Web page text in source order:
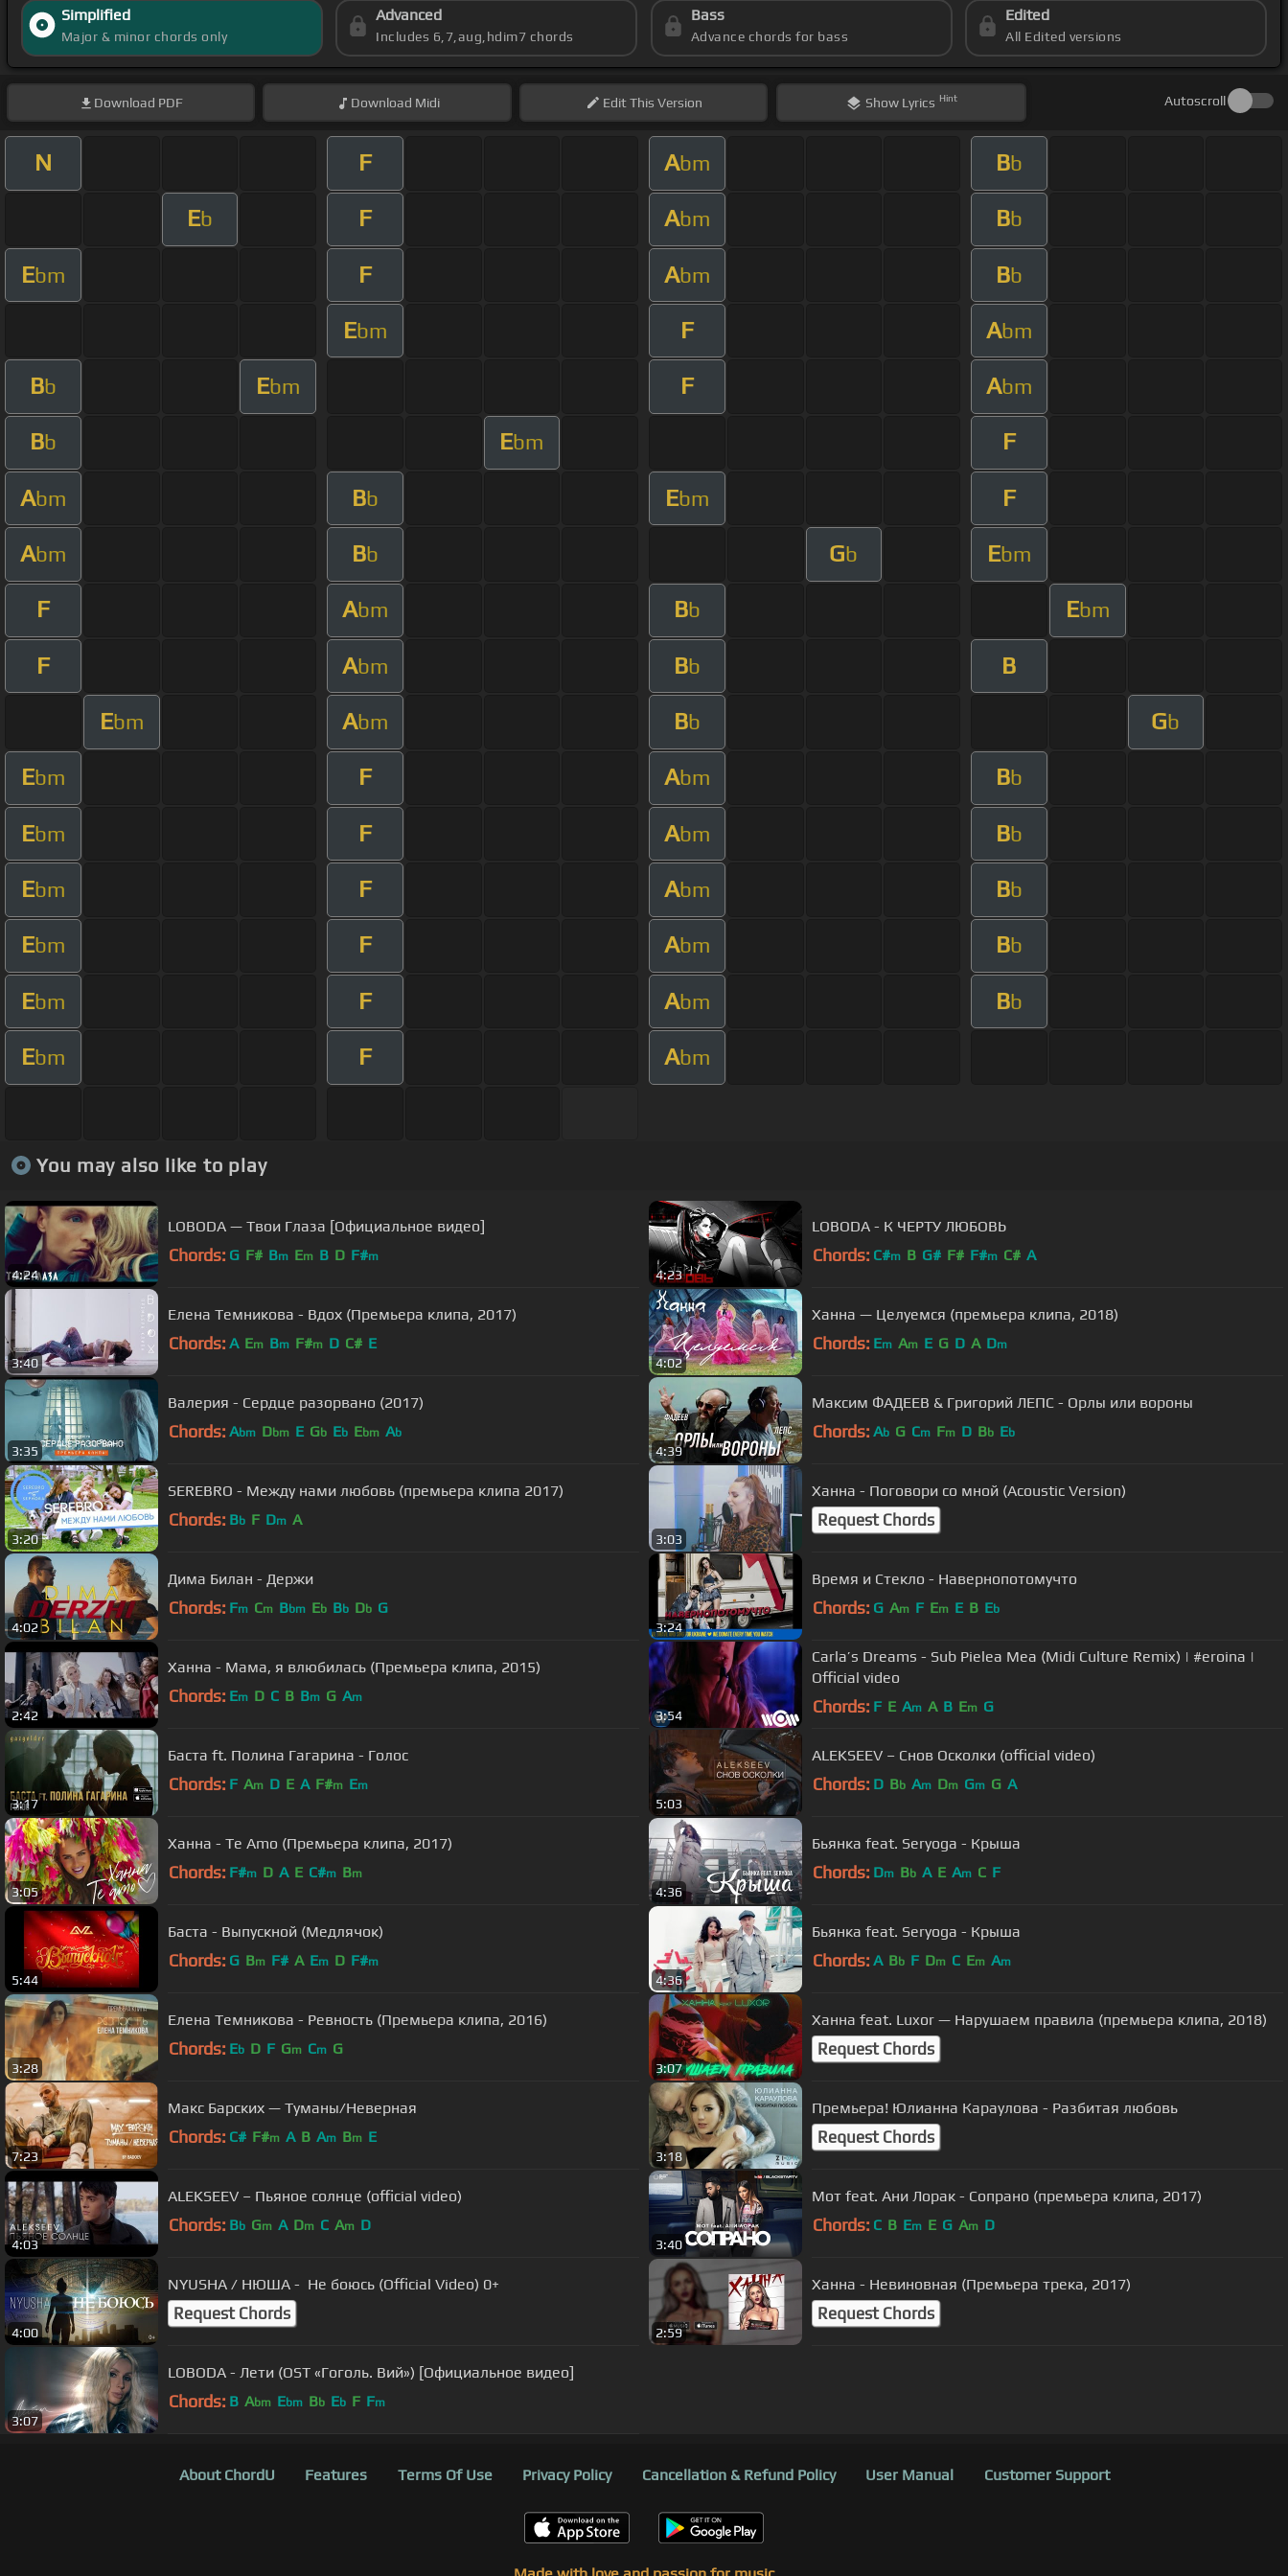
Simplified
Major & minor chords only
Advanced
Includes 6,7,aug,hdim7 chords
Bass
Advance chords for bass
Edited
All Edited versions
Download PDF Download Midi EditThis Version Show Lyrics Hint Autoscroll
N F Abm Bb
Eb F Abm Bb
Ebm F Abm Bb
Ebm F Abm
Bb Ebm F Abm
Bb Ebm F
Abm Bb Ebm F
Abm Bb Gb Ebm
F Abm Bb Ebm
F Abm Bb B
Ebm Abm Bb Gb
Ebm F Abm Bb
Ebm F Abm Bb
Ebm F Abm Bb
Ebm F Abm Bb
Ebm F Abm Bb
Ebm F Abm
You may also like to play
4:24
LOBODA — Твои Глаза [Официальное видео]
Chords: G F# Bm Em B D F#m
4:23
LOBODA - К ЧЕРТУ ЛЮБОВЬ
Chords: C#m B G# F# F#m C# A
3:40
Елена Темникова - Вдох (Премьера клипа, 2017)
Chords: A Em Bm F#m D C# E
4:02
Ханна — Целуемся (премьера клипа, 2018)
Chords: Em Am E G D A Dm
3:35
Валерия - Сердце разорвано (2017)
Chords: Abm Dbm E Gb Eb Ebm Ab
4:39
Максим ФАДЕЕВ & Григорий ЛЕПС - Орлы или вороны
Chords: Ab G Cm Fm D Bb Eb
3:20
SEREBRO - Между нами любовь (премьера клипа 2017)
Chords: Bb F Dm A
3:03
Ханна - Поговори со мной (Acoustic Version)
Request Chords
4:02
Дима Билан - Держи
Chords: Fm Cm Bbm Eb Bb Db G
3:24
Время и Стекло - Навернопотомучто
Chords: G Am F Em E B Eb
2:42
Ханна - Мама, я влюбилась (Премьера клипа, 2015)
Chords: Em D C B Bm G Am
3:54
Carla’s Dreams - Sub Pielea Mea (Midi Culture Remix) | #eroina |
Official video
Chords: F E Am A B Em G
3:17
Баста ft. Полина Гагарина - Голос
Chords: F Am D E A F#m Em
5:03
ALEKSEEV – Снов Осколки (official video)
Chords: D Bb Am Dm Gm G A
3:05
Ханна - Te Amo (Премьера клипа, 2017)
Chords: F#m D A E C#m Bm
4:36
Бьянка feat. Seryoga - Крыша
Chords: Dm Bb A E Am C F
5:44
Баста - Выпускной (Медлячок)
Chords: G Bm F# A Em D F#m
4:36
Бьянка feat. Seryoga - Крыша
Chords: A Bb F Dm C Em Am
3:28
Елена Темникова - Ревность (Премьера клипа, 2016)
Chords: Eb D F Gm Cm G
3:07
Ханна feat. Luxor — Нарушаем правила (премьера клипа, 2018)
Request Chords
7:23
Макс Барских — Туманы/Неверная
Chords: C# F#m A B Am Bm E
3:18
Премьера! Юлианна Караулова - Разбитая любовь
Request Chords
4:03
ALEKSEEV – Пьяное солнце (official video)
Chords: Bb Gm A Dm C Am D
3:40
Мот feat. Ани Лорак - Сопрано (премьера клипа, 2017)
Chords: C B Em E G Am D
4:00
NYUSHA / НЮША - Не боюсь (Official Video) 0+
Request Chords
2:59
Ханна - Невиновная (Премьера трека, 2017)
Request Chords
3:07
LOBODA - Лети (OST «Гоголь. Вий») [Официальное видео]
Chords: B Abm Ebm Bb Eb F Fm
About ChordU Features Terms Of Use Privacy Policy Cancellation & Refund Policy User Manual Customer Support